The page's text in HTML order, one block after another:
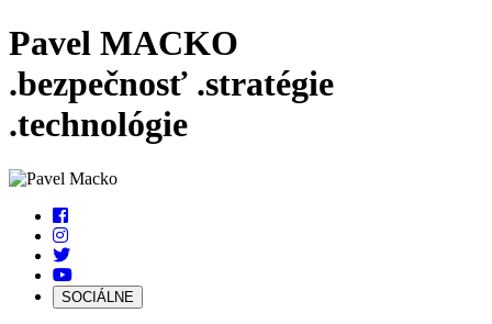
Pavel MACKO
.bezpečnosť .stratégie
.technológie
SOCIÁLNE